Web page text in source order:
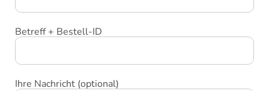
Betreff + Bestell-ID
Ihre Nachricht (optional)